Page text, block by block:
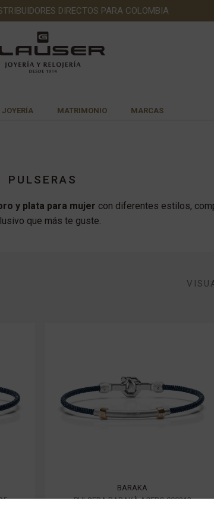
DIRECTOS PARA COLOMBIA
JOYERÍA MATRIMONIO MARCAS
PULSERAS
y plata para mujer con diferentes estilos,
que más te guste.
BARAKA
PULSERA BARAKÀ ACERO 000212